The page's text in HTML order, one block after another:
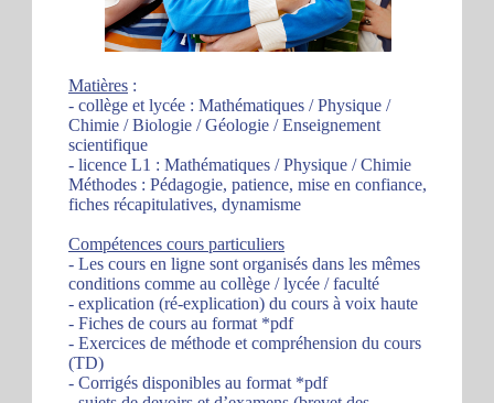
Matières :
- collège et lycée : Mathématiques / Physique /
Chimie / Biologie / Géologie / Enseignement
scientifique
- licence L1 : Mathématiques / Physique / Chimie
Méthodes : Pédagogie, patience, mise en confiance,
fiches récapitulatives, dynamisme
Compétences cours particuliers
- Les cours en ligne sont organisés dans les mêmes
conditions comme au collège / lycée / faculté
- explication (ré-explication) du cours à voix haute
- Fiches de cours au format *pdf
- Exercices de méthode et compréhension du cours
(TD)
- Corrigés disponibles au format *pdf